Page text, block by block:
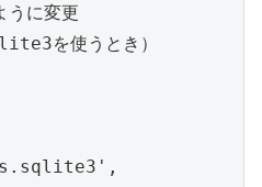
に変更
を使うとき）